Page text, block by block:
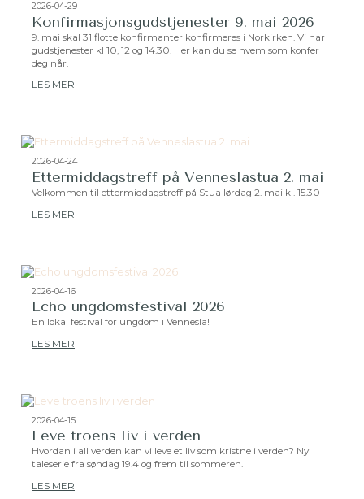
2026-04-29
Konfirmasjonsgudstjenester 9. mai 2026
9. mai skal 31 flotte konfirmanter konfirmeres i Norkirken. Vi har
gudstjenester kl 10, 12 og 14.30. Her kan du se hvem som konfer
deg når.
LES MER
2026-04-24
Ettermiddagstreff på Venneslastua 2. mai
Velkommen til ettermiddagstreff på Stua lørdag 2. mai kl. 15.30
LES MER
2026-04-16
Echo ungdomsfestival 2026
En lokal festival for ungdom i Vennesla!
LES MER
2026-04-15
Leve troens liv i verden
Hvordan i all verden kan vi leve et liv som kristne i verden? Ny
taleserie fra søndag 19.4 og frem til sommeren.
LES MER